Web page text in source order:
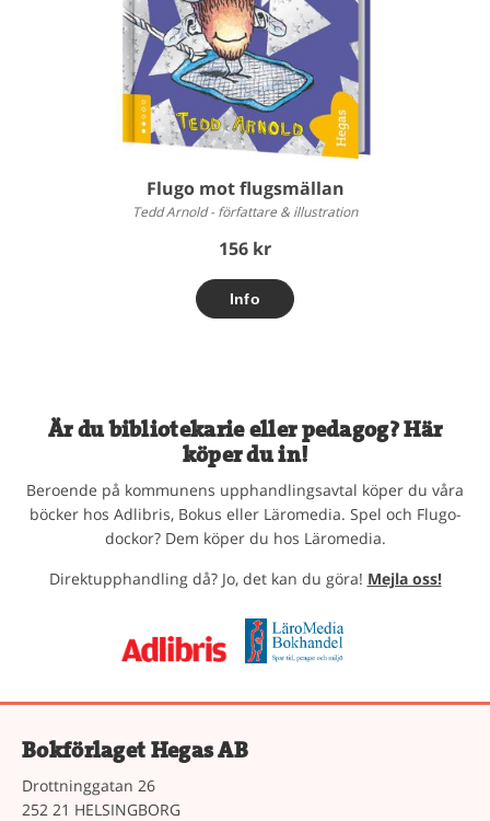
Flugo mot flugsmällan
Tedd Arnold - författare & illustration
156 kr
Är du bibliotekarie eller pedagog? Här
köper du in!
Beroende på kommunens upphandlingsavtal köper du våra
böcker hos Adlibris, Bokus eller Läromedia. Spel och Flugo-
dockor? Dem köper du hos Läromedia.
Direktupphandling då? Jo, det kan du göra! Mejla oss!
Bokförlaget Hegas AB
Drottninggatan 26
252 21 HELSINGBORG